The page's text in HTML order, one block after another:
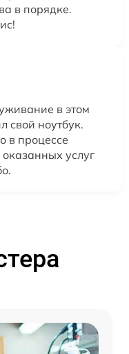
в порядке.
в этом
свой ноутбук.
в процессе
услуг